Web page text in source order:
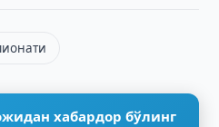
хабардор бўлинг